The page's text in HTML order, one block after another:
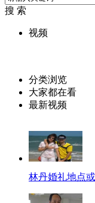
搜 索
视频
分类浏览
大家都在看
最新视频
林丹婚礼地点